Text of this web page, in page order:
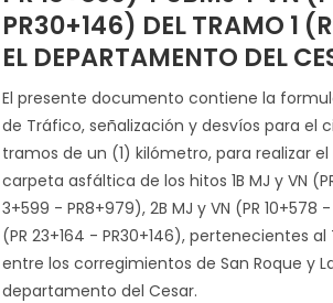
PR30+146) DEL TRAMO 1
EL DEPARTAMENTO DEL
El presente documento contiene la
de Tráfico, señalización y desvíos para el
tramos de un (1) kilómetro, para realizar
carpeta asfáltica de los hitos 1B MJ y VN
3+599 - PR8+979), 2B MJ y VN (PR 10+578 -
(PR 23+164 - PR30+146), pertenecientes al
entre los corregimientos de San Roque y
departamento del Cesar.